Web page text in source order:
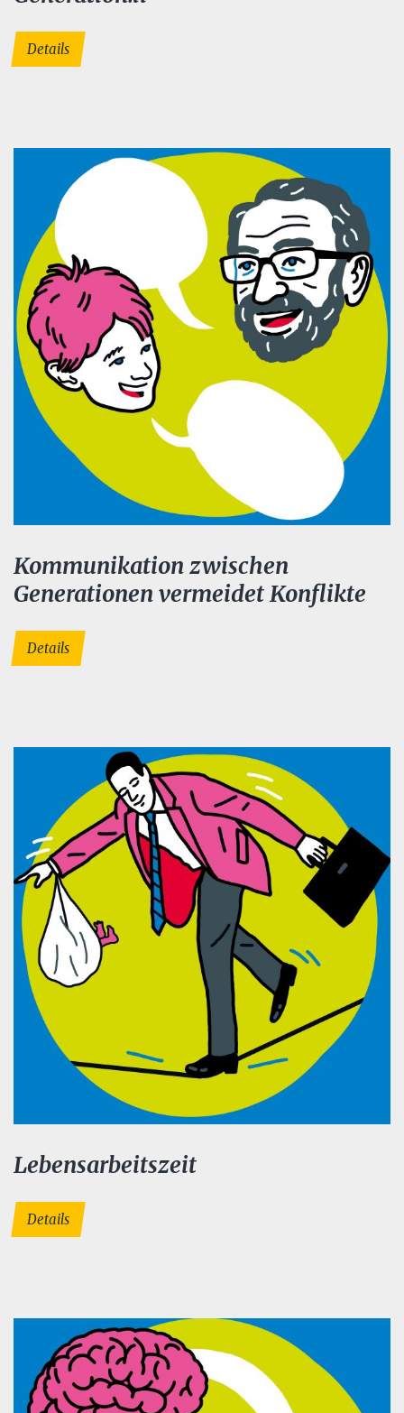
Details
Kommunikation zwischen
Generationen vermeidet Konflikte
Details
Lebensarbeitszeit
Details